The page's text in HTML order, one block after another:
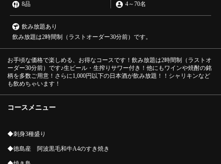
8品 4～70名
飲み放題あり
飲み放題は2時間制（ラストオーダー30分前）です。
お手頃な価格で楽しめる、お得なコースです！飲み放題は2時間制（ラストオ
ーダー30分前）です♪生ビール・生搾りサワー付き！他にもワインや焼酎の銘
柄を多数ご用意！さらに1,000円以下の日本酒が飲み放題！！シャリキンなど
も飲めちゃいます！
コースメニュー
◆刺身3種盛り
◆徳島産 阿波黒毛和牛A4のすき焼き